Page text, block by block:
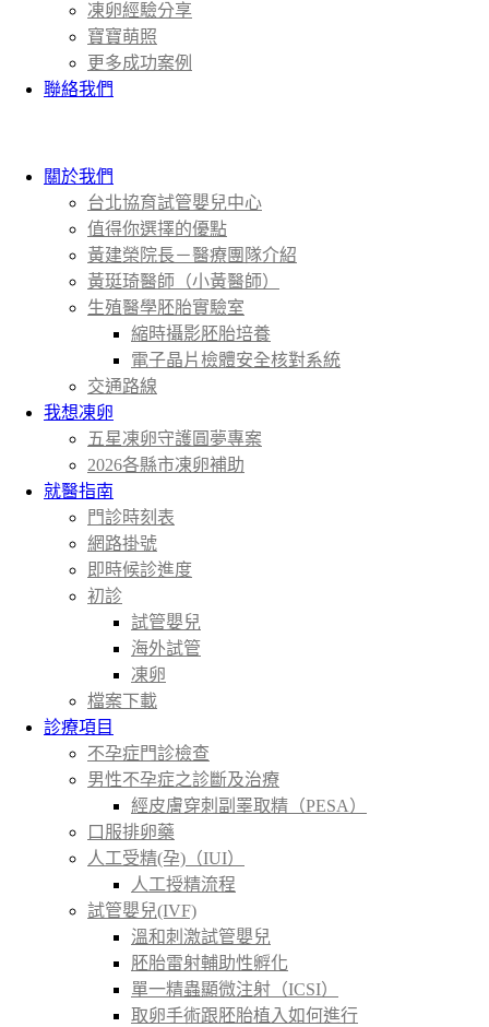
凍卵經驗分享
寶寶萌照
更多成功案例
聯絡我們
關於我們
台北協育試管嬰兒中心
值得你選擇的優點
黃建榮院長－醫療團隊介紹
黃珽琦醫師（小黃醫師）
生殖醫學胚胎實驗室
縮時攝影胚胎培養
電子晶片檢體安全核對系統
交通路線
我想凍卵
五星凍卵守護圓夢專案
2026各縣市凍卵補助
就醫指南
門診時刻表
網路掛號
即時候診進度
初診
試管嬰兒
海外試管
凍卵
檔案下載
診療項目
不孕症門診檢查
男性不孕症之診斷及治療
經皮膚穿刺副睪取精（PESA）
口服排卵藥
人工受精(孕)（IUI）
人工授精流程
試管嬰兒(IVF)
溫和刺激試管嬰兒
胚胎雷射輔助性孵化
單一精蟲顯微注射（ICSI）
取卵手術跟胚胎植入如何進行